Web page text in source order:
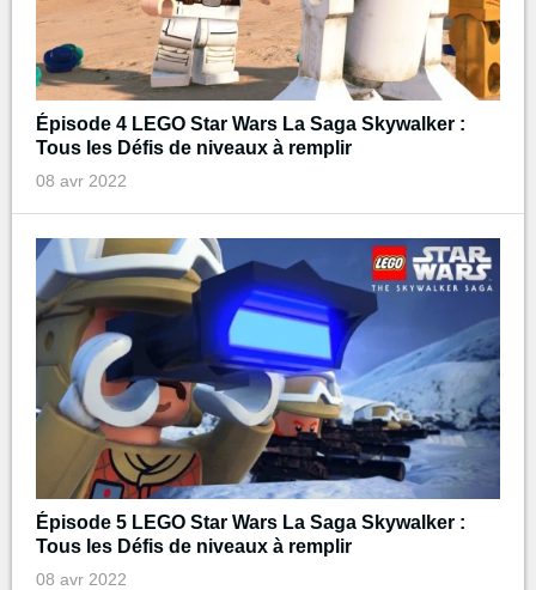
Épisode 4 LEGO Star Wars La Saga Skywalker :
Tous les Défis de niveaux à remplir
08 avr 2022
Épisode 5 LEGO Star Wars La Saga Skywalker :
Tous les Défis de niveaux à remplir
08 avr 2022